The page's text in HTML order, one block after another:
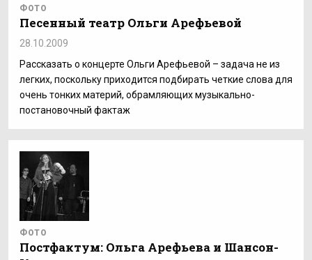
ФОТО
Песенный театр Ольги Арефьевой
28.10.2009
Рассказать о концерте Ольги Арефьевой – задача не из
легких, поскольку приходится подбирать четкие слова для
очень тонких материй, обрамляющих музыкально-
постановочный фактаж
ФОТО
Постфактум: Ольга Арефьева и Шансон-